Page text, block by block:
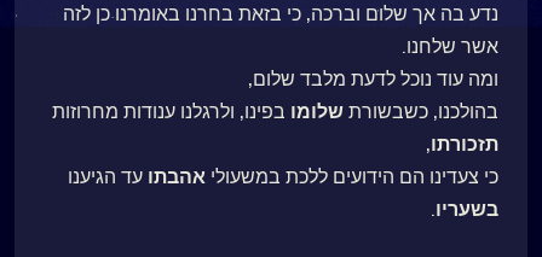
נדע בה אך שלום וברכה, כי בזאת בחרנו באומרנו כן לזה
אשר שלחנו.
ומה עוד נוכל לדעת מלבד שלום,
בהולכנו, כשבשורת שלומובפינו, ולרגלנו ענודות מחרוזות
תזכורתו,
כי צעדינו הם הידועים ללכת במשעולי אהבתועד הגיענו
בשעריו.